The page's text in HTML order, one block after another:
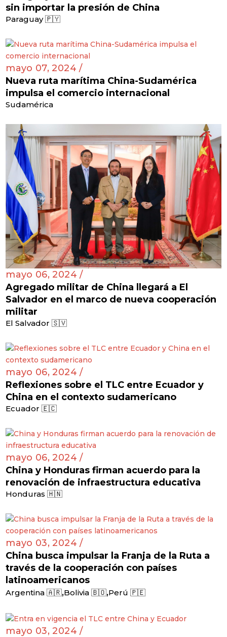
sin importar la presión de China
Paraguay 🇵🇾
mayo 07, 2024 /
Nueva ruta marítima China-Sudamérica
impulsa el comercio internacional
Sudamérica
mayo 06, 2024 /
Agregado militar de China llegará a El
Salvador en el marco de nueva cooperación
militar
El Salvador 🇸🇻
mayo 06, 2024 /
Reflexiones sobre el TLC entre Ecuador y
China en el contexto sudamericano
Ecuador 🇪🇨
mayo 06, 2024 /
China y Honduras firman acuerdo para la
renovación de infraestructura educativa
Honduras 🇭🇳
mayo 03, 2024 /
China busca impulsar la Franja de la Ruta a
través de la cooperación con países
latinoamericanos
Argentina 🇦🇷,Bolivia 🇧🇴,Perú 🇵🇪
mayo 03, 2024 /